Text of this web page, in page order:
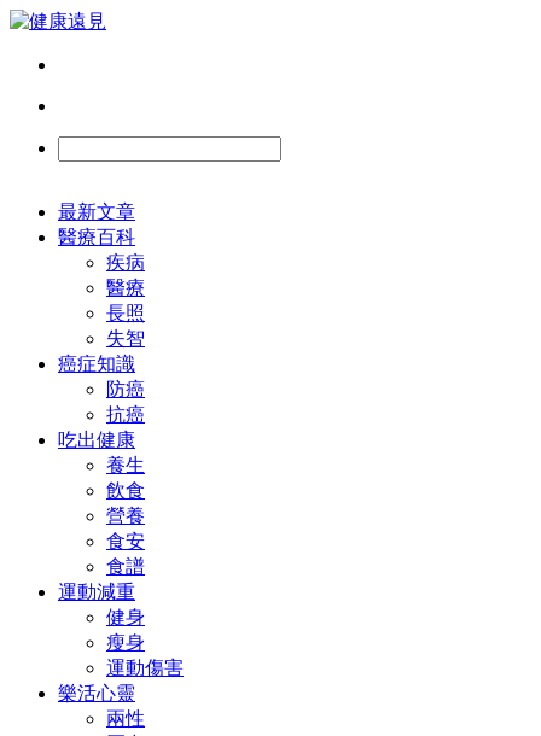
最新文章
醫療百科
疾病
醫療
長照
失智
癌症知識
防癌
抗癌
吃出健康
養生
飲食
營養
食安
食譜
運動減重
健身
瘦身
運動傷害
樂活心靈
兩性